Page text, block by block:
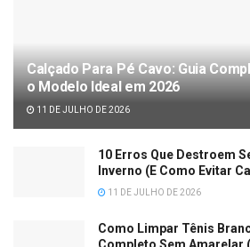
Calçado Para Pé Cavo: Guia
o Modelo Ideal em 2026
11 DE JULHO DE 2026
10 Erros Que Destroem
Inverno (E Como Evitar
11 DE JULHO DE 2026
Como Limpar Tênis
Completo Sem Amarelar